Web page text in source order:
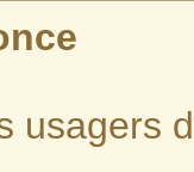
usagers